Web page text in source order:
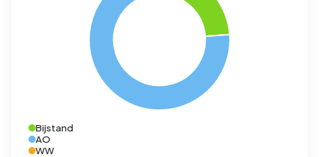
Bijstand
AO
WW